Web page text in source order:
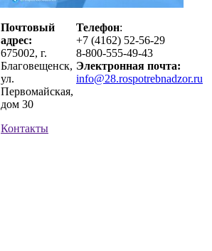
Почтовый
адрес:
675002, г.
Благовещенск,
ул.
Первомайская,
дом 30
Контакты
Телефон:
+7 (4162) 52-56-29
8-800-555-49-43
Электронная почта:
info@28.rospotrebnadzor.ru